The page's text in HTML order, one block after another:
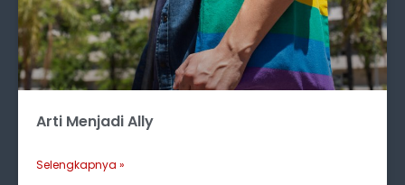
Arti Menjadi Ally
Selengkapnya »